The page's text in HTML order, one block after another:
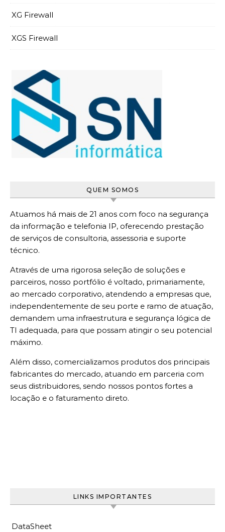
XG Firewall
XGS Firewall
QUEM SOMOS
Atuamos há mais de 21 anos com foco na segurança
da informação e telefonia IP, oferecendo prestação
de serviços de consultoria, assessoria e suporte
técnico.
Através de uma rigorosa seleção de soluções e
parceiros, nosso portfólio é voltado, primariamente,
ao mercado corporativo, atendendo a empresas que,
independentemente de seu porte e ramo de atuação,
demandem uma infraestrutura e segurança lógica de
TI adequada, para que possam atingir o seu potencial
máximo.
Além disso, comercializamos produtos dos principais
fabricantes do mercado, atuando em parceria com
seus distribuidores, sendo nossos pontos fortes a
locação e o faturamento direto.
LINKS IMPORTANTES
DataSheet